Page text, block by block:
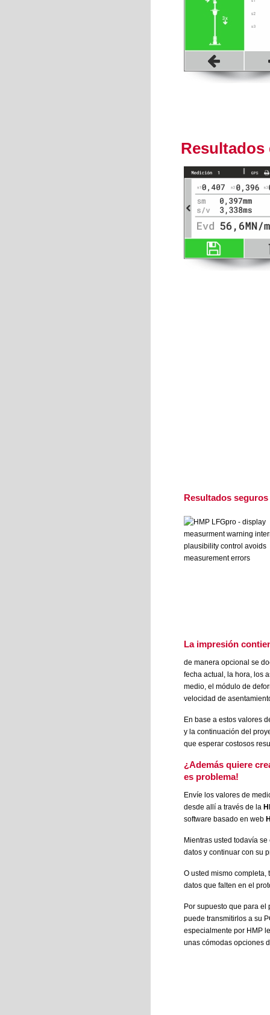
Resultados
Resultados seguros
La impresión
de manera opcional se
fecha actual, la hora, los
medio, el módulo de
velocidad de
En base a estos valores
y la continuación del
que esperar costosos
¿Además quiere
es problema!
Envíe los valores de
desde allí a través de la
software basado en web
Mientras usted todavía
datos y continuar con su
O usted mismo
datos que falten en el
Por supuesto que para
puede transmitirlos a su
especialmente por HMP
unas cómodas opciones